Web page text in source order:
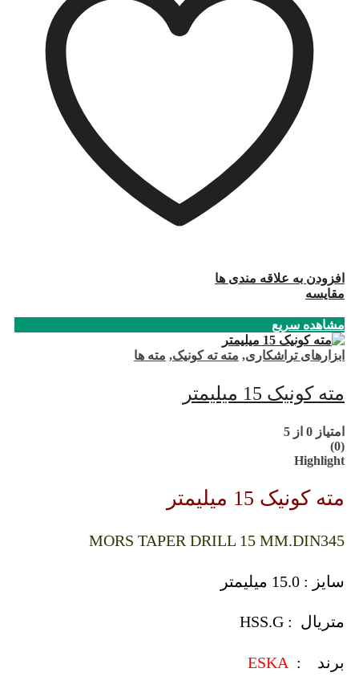
افزودن به علاقه مندی ها
مقایسه
مشاهده سریع
ابزارهای تراشکاری, مته ته کونیک, مته ها
مته کونیک 15 میلیمتر
امتیاز 0 از 5
(0)
Highlight
مته کونیک 15 میلیمتر
MORS TAPER DRILL 15 MM.DIN345
سایز : 15.0 میلیمتر
متریال : HSS.G
برند : ESKA